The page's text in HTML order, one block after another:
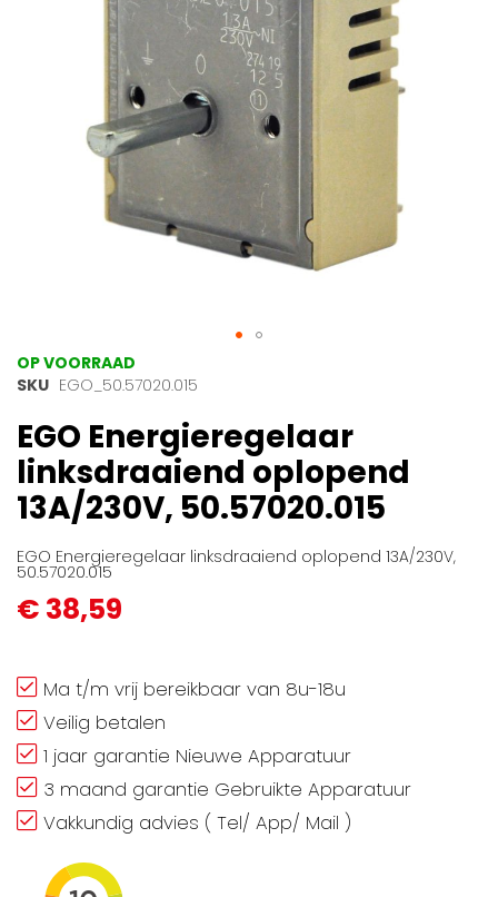
Ga
naar
begin
van
de
afbeeldingen-
gallerij
OP VOORRAAD
SKU EGO_50.57020.015
EGO Energieregelaar
linksdraaiend oplopend
13A/230V, 50.57020.015
EGO Energieregelaar linksdraaiend oplopend 13A/230V,
50.57020.015
€ 38,59
Ma t/m vrij bereikbaar van 8u-18u
Veilig betalen
1 jaar garantie Nieuwe Apparatuur
3 maand garantie Gebruikte Apparatuur
Vakkundig advies ( Tel/ App/ Mail )